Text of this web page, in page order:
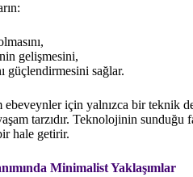
gelişmesini,
güçlendirmesini sağlar.
için yalnızca bir teknik
tarzıdır. Teknolojinin
hale getirir.
Minimalist Yaklaşımlar